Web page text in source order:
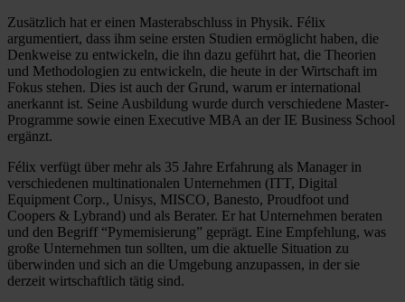
Zusätzlich hat er einen Masterabschluss in Physik. Félix
argumentiert, dass ihm seine ersten Studien ermöglicht haben, die
Denkweise zu entwickeln, die ihn dazu geführt hat, die Theorien
und Methodologien zu entwickeln, die heute in der Wirtschaft im
Fokus stehen. Dies ist auch der Grund, warum er international
anerkannt ist. Seine Ausbildung wurde durch verschiedene Master-
Programme sowie einen Executive MBA an der IE Business School
ergänzt.
Félix verfügt über mehr als 35 Jahre Erfahrung als Manager in
verschiedenen multinationalen Unternehmen (ITT, Digital
Equipment Corp., Unisys, MISCO, Banesto, Proudfoot und
Coopers & Lybrand) und als Berater. Er hat Unternehmen beraten
und den Begriff “Pymemisierung” geprägt. Eine Empfehlung, was
große Unternehmen tun sollten, um die aktuelle Situation zu
überwinden und sich an die Umgebung anzupassen, in der sie
derzeit wirtschaftlich tätig sind.